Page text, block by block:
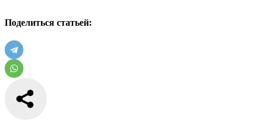
Поделиться статьей: